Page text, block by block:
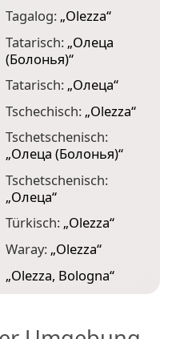
Tagalog: „Olezza“
Tatarisch: „Олеца
(Болонья)“
Tatarisch: „Олеца“
Tschechisch: „Olezza“
Tschetschenisch:
„Олеца (Болонья)“
Tschetschenisch:
„Олеца“
Türkisch: „Olezza“
Waray: „Olezza“
„Olezza, Bologna“